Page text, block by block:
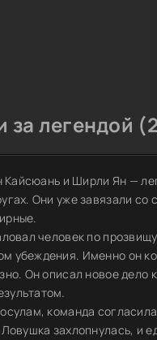
за легендой
и Ширли Ян —
Они уже завязали
человек по
убеждения. Именно он
Он описал новое дело
команда
захлопнулась, и